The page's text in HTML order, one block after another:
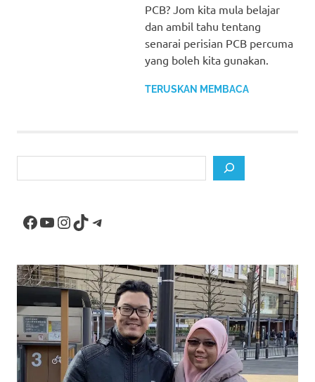
PCB? Jom kita mula belajar
dan ambil tahu tentang
senarai perisian PCB percuma
yang boleh kita gunakan.
TERUSKAN MEMBACA
Facebook
YouTube
Instagram
TikTokTelegram